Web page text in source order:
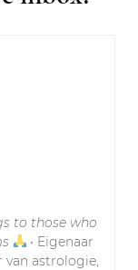
to those who
• Eigenaar
van astrologie,